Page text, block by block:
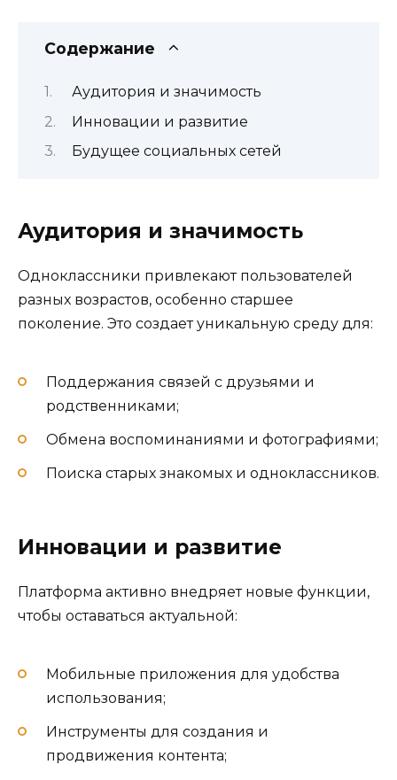
Содержание
Аудитория и значимость
Инновации и развитие
Будущее социальных сетей
Аудитория и значимость
Одноклассники привлекают пользователей
разных возрастов, особенно старшее
поколение. Это создает уникальную среду для:
Поддержания связей с друзьями и
родственниками;
Обмена воспоминаниями и фотографиями;
Поиска старых знакомых и одноклассников.
Инновации и развитие
Платформа активно внедряет новые функции,
чтобы оставаться актуальной:
Мобильные приложения для удобства
использования;
Инструменты для создания и
продвижения контента;